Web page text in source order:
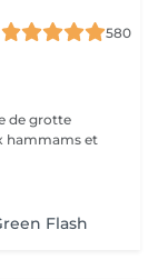
580
de grotte
hammams et
Flash